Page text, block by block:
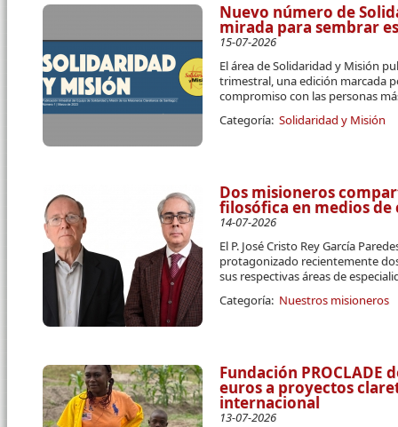
Nuevo número de
mirada para sembrar
15-07-2026
El área de Solidaridad y Misión
trimestral, una edición marcada
compromiso con las personas
Categoría: Solidaridad y Misión
Dos misioneros
filosófica en medios
14-07-2026
El P. José Cristo Rey García
protagonizado recientemente
sus respectivas áreas de
Categoría: Nuestros misioneros
Fundación PROCLADE
euros a proyectos
internacional
13-07-2026